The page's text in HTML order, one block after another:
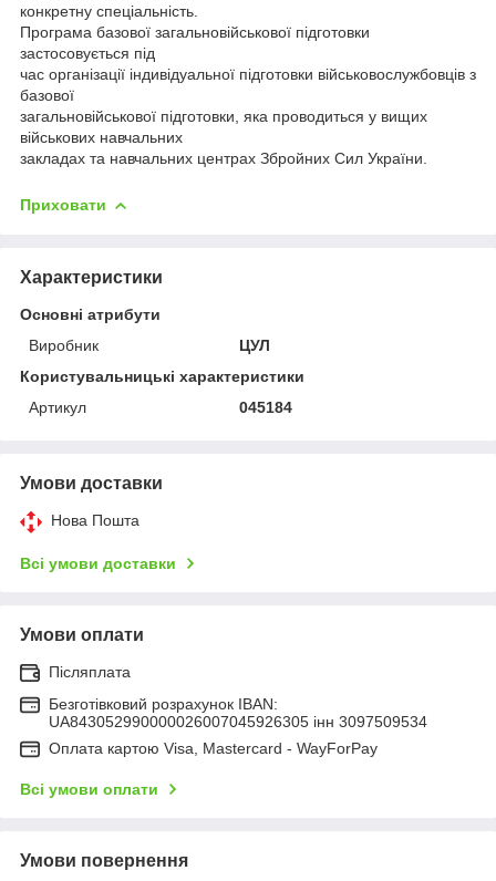
конкретну спеціальність.
Програма базової загальновійськової підготовки
застосовується під
час організації індивідуальної підготовки військовослужбовців з
базової
загальновійськової підготовки, яка проводиться у вищих
військових навчальних
закладах та навчальних центрах Збройних Сил України.
Приховати
Характеристики
Основні атрибути
Виробник
ЦУЛ
Користувальницькі характеристики
Артикул
045184
Умови доставки
Нова Пошта
Всі умови доставки
Умови оплати
Післяплата
Безготівковий розрахунок IBAN:
UA843052990000026007045926305 інн 3097509534
Оплата картою Visa, Mastercard - WayForPay
Всі умови оплати
Умови повернення